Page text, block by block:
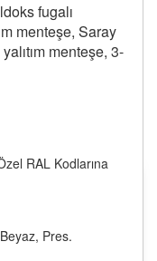
fugalı
menteşe, Saray
menteşe, 3-
RAL Kodlarına
Pres.